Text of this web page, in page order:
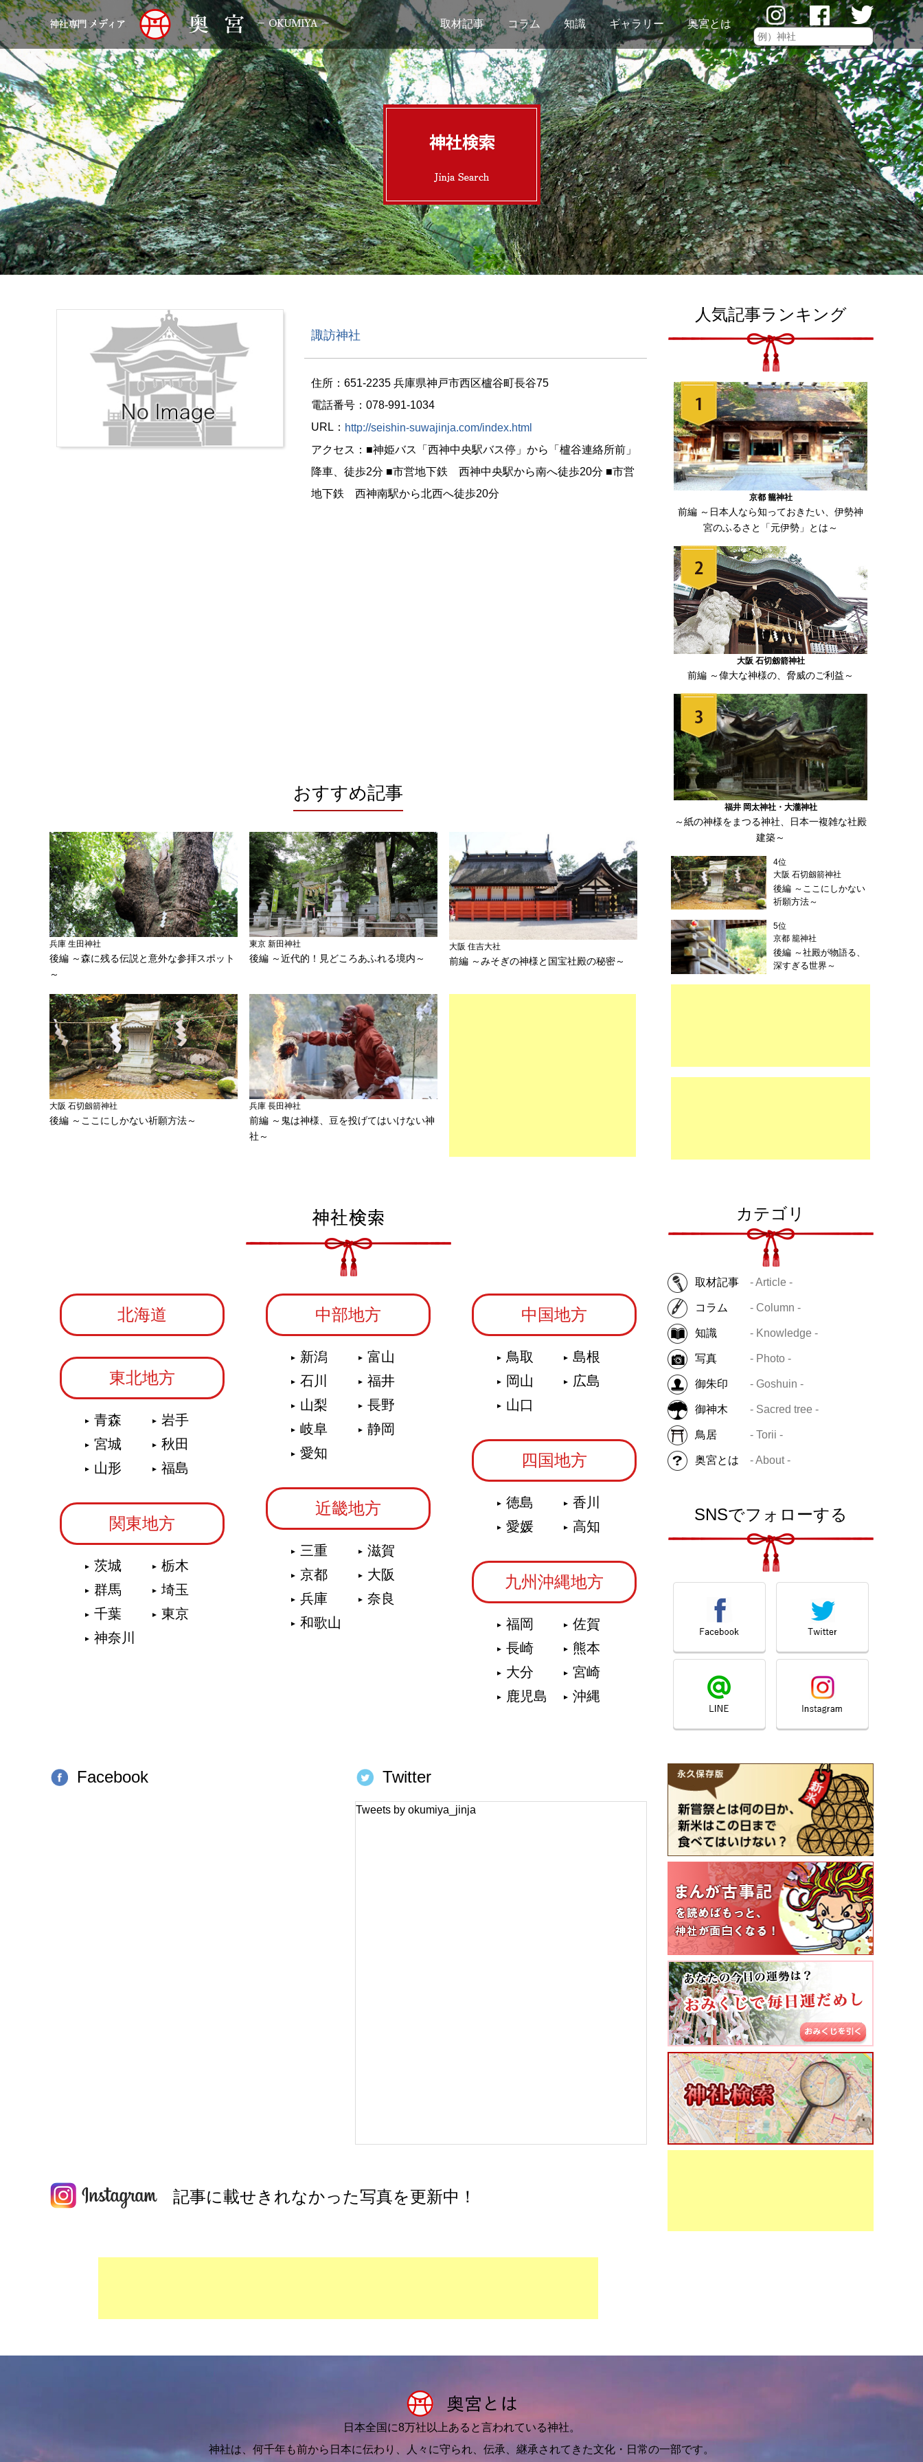
取材記事 コラム 知識 ギャラリー 奥宮とは
諏訪神社
住所：651-2235 兵庫県神戸市西区櫨谷町長谷75
電話番号：078-991-1034
URL： http://seishin-suwajinja.com/index.html
アクセス：■神姫バス「西神中央駅バス停」から「櫨谷連絡所前」
降車、徒歩2分 ■市営地下鉄 西神中央駅から南へ徒歩20分 ■市営
地下鉄 西神南駅から北西へ徒歩20分
人気記事ランキング
京都 籠神社
前編 ～日本人なら知っておきたい、伊勢神
宮のふるさと「元伊勢」とは～
大阪 石切劔箭神社
前編 ～偉大な神様の、脅威のご利益～
福井 岡太神社・大瀧神社
～紙の神様をまつる神社、日本一複雑な社殿
建築～
4位
大阪 石切劔箭神社
後編 ～ここにしかない
祈願方法～
5位
京都 籠神社
後編 ～社殿が物語る、
深すぎる世界～
カテゴリ
取材記事 - Article -
コラム - Column -
知識 - Knowledge -
写真 - Photo -
御朱印 - Goshuin -
御神木 - Sacred tree -
鳥居 - Torii -
奥宮とは - About -
SNSでフォローする
おすすめ記事
兵庫 生田神社
後編 ～森に残る伝説と意外な参拝スポット
～
東京 新田神社
後編 ～近代的！見どころあふれる境内～
大阪 住吉大社
前編 ～みそぎの神様と国宝社殿の秘密～
大阪 石切劔箭神社
後編 ～ここにしかない祈願方法～
兵庫 長田神社
前編 ～鬼は神様、豆を投げてはいけない神
社～
北海道
東北地方
青森
岩手
宮城
秋田
山形
福島
関東地方
茨城
栃木
群馬
埼玉
千葉
東京
神奈川
中部地方
新潟
富山
石川
福井
山梨
長野
岐阜
静岡
愛知
近畿地方
三重
滋賀
京都
大阪
兵庫
奈良
和歌山
中国地方
鳥取
島根
岡山
広島
山口
四国地方
徳島
香川
愛媛
高知
九州沖縄地方
福岡
佐賀
長崎
熊本
大分
宮崎
鹿児島
沖縄
Facebook Twitter
Tweets by okumiya_jinja
記事に載せきれなかった写真を更新中！
日本全国に8万社以上あると言われている神社。
神社は、何千年も前から日本に伝わり、人々に守られ、伝承、継承されてきた文化・日常の一部です。